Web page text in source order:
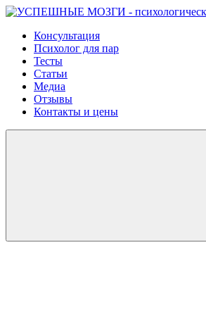
Консультация
Психолог для пар
Тесты
Статьи
Медиа
Отзывы
Контакты и цены